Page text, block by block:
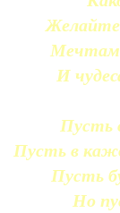
И
Пусть
Пусть в
Пусть
Но